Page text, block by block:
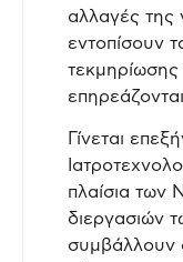
αλλαγές της
εντοπίσουν
Γίνεται
πλαίσια των
διεργασιών
συμβάλλουν